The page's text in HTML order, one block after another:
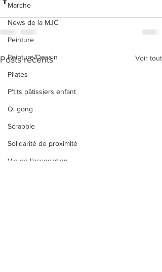
Marche
News de la MJC
Peinture
Peinture/Dessin
Pilates
P'tits pâtissiers enfant
Qi gong
Scrabble
Solidarité de proximité
Vie de l'association
Posts récents Voir tout